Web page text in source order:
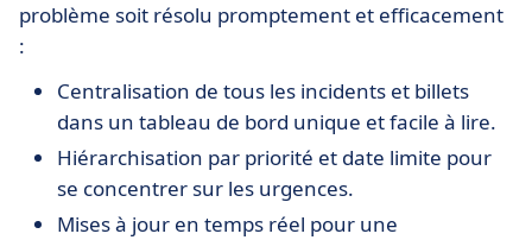
problème soit résolu promptement et efficacement
:
Centralisation de tous les incidents et billets
dans un tableau de bord unique et facile à lire.
Hiérarchisation par priorité et date limite pour
se concentrer sur les urgences.
Mises à jour en temps réel pour une